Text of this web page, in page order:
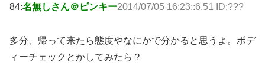
84:名無しさん＠ピンキー2014/07/05 16:23::6.51 ID:???
多分、帰って来たら態度やなにかで分かると思うよ。ボデ
ィーチェックとかしてみたら？